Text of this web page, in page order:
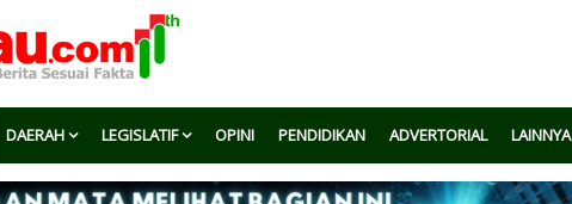
DAERAH LEGISLATIF OPINI PENDIDIKAN ADVERTORIAL LAINNYA